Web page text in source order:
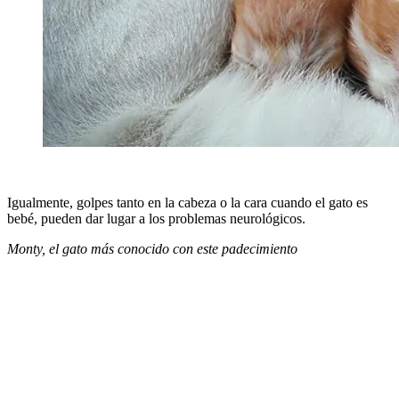
Igualmente, golpes tanto en la cabeza o la cara cuando el gato es
bebé, pueden dar lugar a los problemas neurológicos.
Monty, el gato más conocido con este padecimiento